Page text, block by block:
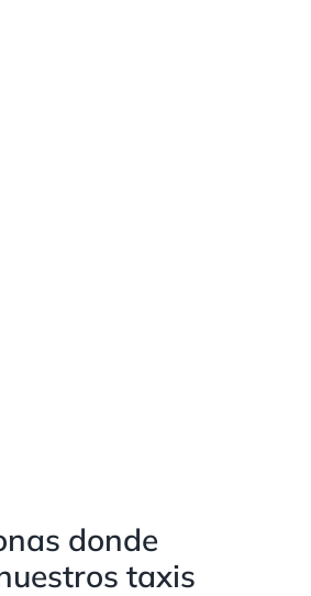
donde
taxis